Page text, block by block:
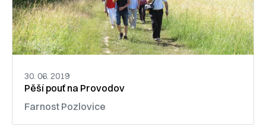
30. 06. 2019
Pěší pouť na Provodov
Farnost Pozlovice